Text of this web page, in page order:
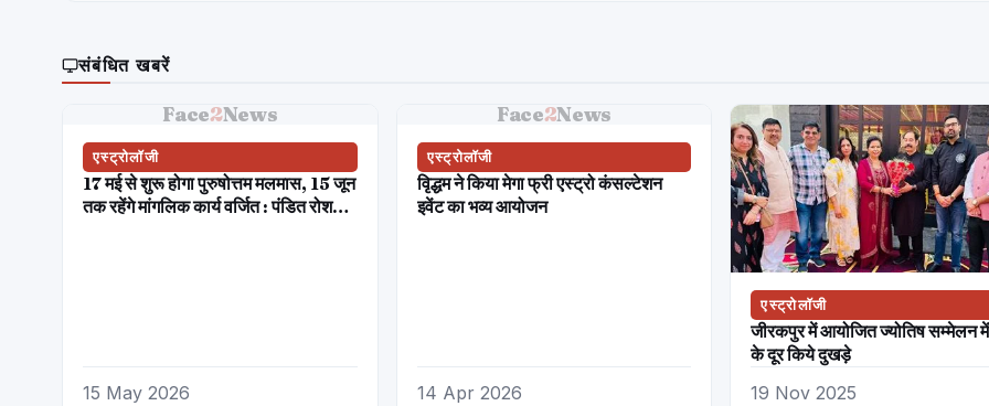
संबंधित खबरें
Face2News
एस्ट्रोलॉजी
17 मई से शुरू होगा पुरुषोत्तम मलमास, 15 जून
तक रहेंगे मांगलिक कार्य वर्जित : पंडित रोशन
15 May 2026
Face2News
एस्ट्रोलॉजी
वृिद्धम ने किया मेगा फ्री एस्ट्रो कंसल्टेशन
इवेंट का भव्य आयोजन
14 Apr 2026
एस्ट्रोलॉजी
जीरकपुर में आयोजित ज्योतिष सम्मेलन में
के दूर किये दुखड़े
19 Nov 2025